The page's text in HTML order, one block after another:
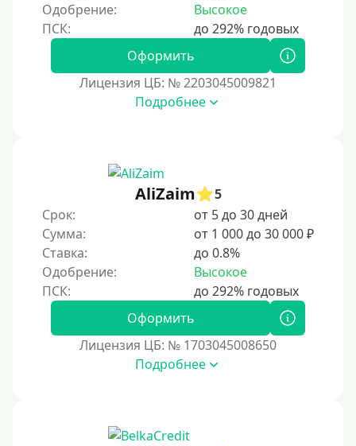
Одобрение:
Высокое
Оформить
Лицензия ЦБ: № 2203045009821
Подробнее
AliZaim
5
Срок:
от 5 до 30 дней
Сумма:
от 1 000 до 30 000 ₽
Ставка:
до 0.8%
Одобрение:
Высокое
Оформить
Лицензия ЦБ: № 1703045008650
Подробнее